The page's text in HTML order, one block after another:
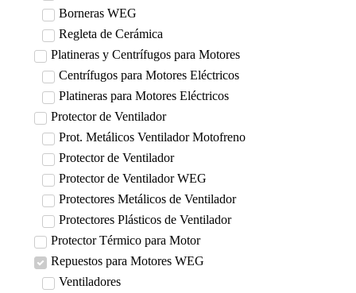
Borneras WEG
Regleta de Cerámica
Platineras y Centrífugos para Motores
Centrífugos para Motores Eléctricos
Platineras para Motores Eléctricos
Protector de Ventilador
Prot. Metálicos Ventilador Motofreno
Protector de Ventilador
Protector de Ventilador WEG
Protectores Metálicos de Ventilador
Protectores Plásticos de Ventilador
Protector Térmico para Motor
Repuestos para Motores WEG
Ventiladores